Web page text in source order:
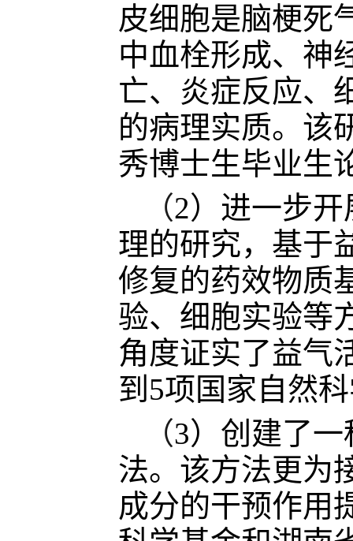
皮细胞是脑梗死
中血栓形成、神
亡、炎症反应、
的病理实质。该
秀博士生毕业生
（2）进一步
理的研究，基于
修复的药效物质
验、细胞实验等
角度证实了益气
到5项国家自然
（3）创建了
法。该方法更为
成分的干预作用